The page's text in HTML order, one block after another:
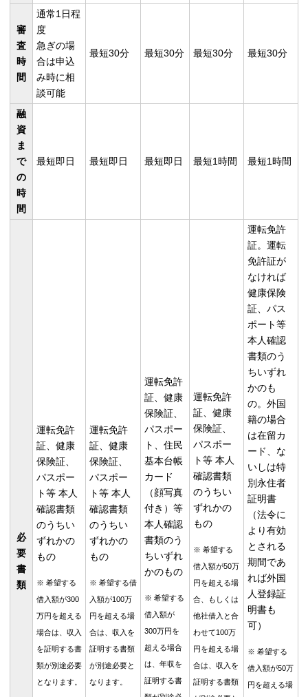
審
査
時
間
通常1日程
度
急ぎの場
合は申込
み時に相
談可能
最短30分 最短30分 最短30分 最短30分
融
資
ま
で
の
時
間
最短即日 最短即日 最短即日 最短1時間 最短1時間
必
要
書
類
運転免許
証、健康
保険証、
パスポー
ト等 本人
確認書類
のうちい
ずれかの
もの
※ 希望する
借入額が300
万円を超える
場合は、収入
を証明する書
類が別途必要
となります。
運転免許
証、健康
保険証、
パスポー
ト等 本人
確認書類
のうちい
ずれかの
もの
※ 希望する借
入額が100万
円を超える場
合は、収入を
証明する書類
が別途必要と
なります。
運転免許
証、健康
保険証、
パスポー
ト、住民
基本台帳
カード
（顔写真
付き）等
本人確認
書類のう
ちいずれ
かのもの
※ 希望する
借入額が
300万円を
超える場合
は、年収を
証明する書
運転免許
証、健康
保険証、
パスポー
ト等 本人
確認書類
のうちい
ずれかの
もの
※ 希望する
借入額が50万
円を超える場
合、もしくは
他社借入と合
わせて100万
円を超える場
合は、収入を
証明する書類
運転免許
証。運転
免許証が
なければ
健康保険
証、パス
ポート等
本人確認
書類のう
ちいずれ
かのも
の。外国
籍の場合
は在留カ
ード、な
いしは特
別永住者
証明書
（法令に
より有効
とされる
期間であ
れば外国
人登録証
明書も
可）
※ 希望する
借入額が50万
円を超える場